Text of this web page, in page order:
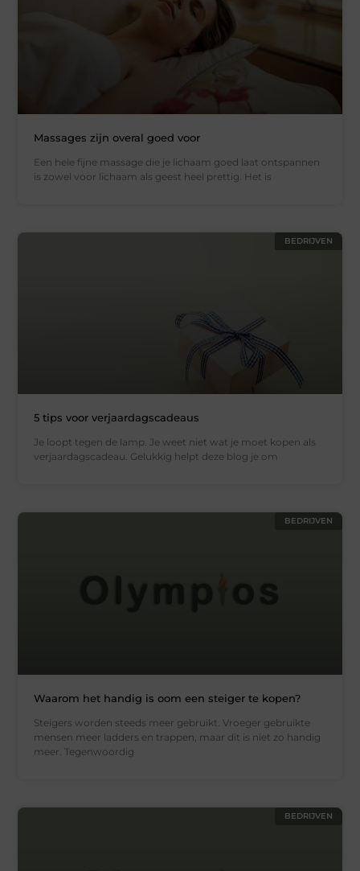
Massages zijn overal goed voor
Een hele fijne massage die je lichaam goed laat ontspannen
is zowel voor lichaam als geest heel prettig. Het is
BEDRIJVEN
5 tips voor verjaardagscadeaus
Je loopt tegen de lamp. Je weet niet wat je moet kopen als
verjaardagscadeau. Gelukkig helpt deze blog je om
BEDRIJVEN
Waarom het handig is oom een steiger te kopen?
Steigers worden steeds meer gebruikt. Vroeger gebruikte
mensen meer ladders en trappen, maar dit is niet zo handig
meer. Tegenwoordig
BEDRIJVEN